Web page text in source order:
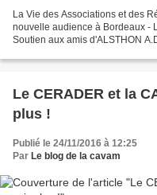
La Vie des Associations et des
nouvelle audience à Bordeaux -
Soutien aux amis d'ALSTHON
Le CERADER et la
plus !
Publié le 24/11/2016 à 12:25
Par Le blog de la cavam